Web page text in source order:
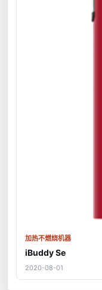
加热不燃烧机器
iBuddy Se
2020-08-01